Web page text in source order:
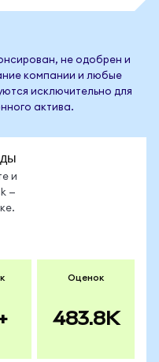
не одобрен и
компании и любые
исключительно для
актива.
и
—
Оценок
483.8K